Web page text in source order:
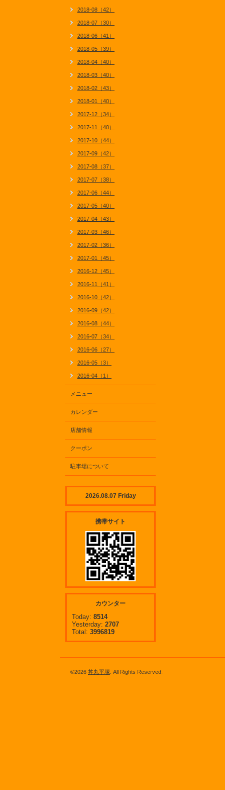
2018-08（42）
2018-07（30）
2018-06（41）
2018-05（39）
2018-04（40）
2018-03（40）
2018-02（43）
2018-01（40）
2017-12（34）
2017-11（40）
2017-10（44）
2017-09（42）
2017-08（37）
2017-07（38）
2017-06（44）
2017-05（40）
2017-04（43）
2017-03（46）
2017-02（36）
2017-01（45）
2016-12（45）
2016-11（41）
2016-10（42）
2016-09（42）
2016-08（44）
2016-07（34）
2016-06（27）
2016-05（3）
2016-04（1）
メニュー
カレンダー
店舗情報
クーポン
駐車場について
2026.08.07 Friday
携帯サイト
カウンター
Today: 8514
Yesterday: 2707
Total: 3996819
©2026 丼丸平塚 . All Rights Reserved.